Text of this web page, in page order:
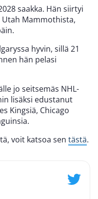
saakka. Hän siirtyi
Utah Mammothista,
hyvin, sillä 21
hän pelasi
jo seitsemäs NHL-
lisäksi edustanut
Kingsiä, Chicago
voit katsoa sen tästä.